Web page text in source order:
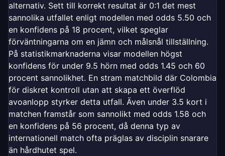
alternativ. Sett till korrekt resultat är 0:1 det mest
sannolika utfallet enligt modellen med odds 5.50 och
en konfidens på 18 procent, vilket speglar
förväntningarna om en jämn och målsnål tillställning.
På statistikmarknaderna visar modellen högst
konfidens för under 9.5 hörn med odds 1.45 och 60
procent sannolikhet. En stram matchbild där Colombia
för diskret kontroll utan att skapa ett överflöd
avoanlopp styrker detta utfall. Även under 3.5 kort i
matchen framstår som sannolikt med odds 1.58 och
en konfidens på 56 procent, då denna typ av
internationell match ofta präglas av disciplin snarare
än hårdhutet spel.